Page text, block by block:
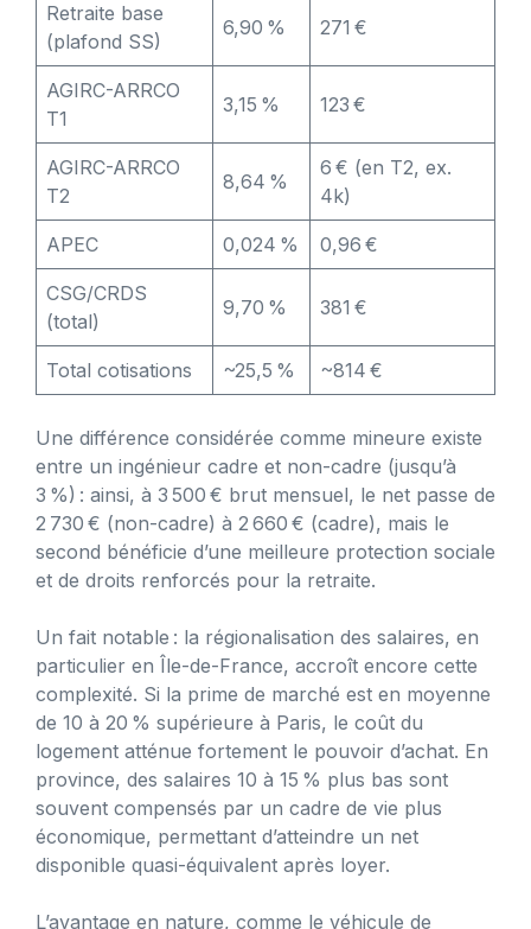
Retraite base
(plafond SS)
6,90 % 271 €
AGIRC-ARRCO
T1
3,15 % 123 €
AGIRC-ARRCO
T2
8,64 %
6 € (en T2, ex.
4k)
APEC 0,024 % 0,96 €
CSG/CRDS
(total)
9,70 % 381 €
Total cotisations ~25,5 % ~814 €
Une différence considérée comme mineure existe
entre un ingénieur cadre et non-cadre (jusqu’à
3 %) : ainsi, à 3 500 € brut mensuel, le net passe de
2 730 € (non-cadre) à 2 660 € (cadre), mais le
second bénéficie d’une meilleure protection sociale
et de droits renforcés pour la retraite.
Un fait notable : la régionalisation des salaires, en
particulier en Île-de-France, accroît encore cette
complexité. Si la prime de marché est en moyenne
de 10 à 20 % supérieure à Paris, le coût du
logement atténue fortement le pouvoir d’achat. En
province, des salaires 10 à 15 % plus bas sont
souvent compensés par un cadre de vie plus
économique, permettant d’atteindre un net
disponible quasi-équivalent après loyer.
L’avantage en nature, comme le véhicule de